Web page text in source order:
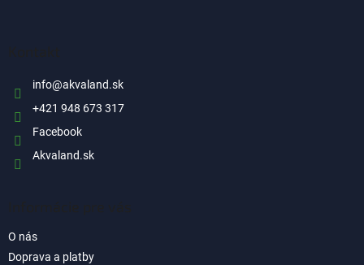
info@akvaland.sk
+421 948 673 317
Facebook
Akvaland.sk
O nás
Doprava a platby